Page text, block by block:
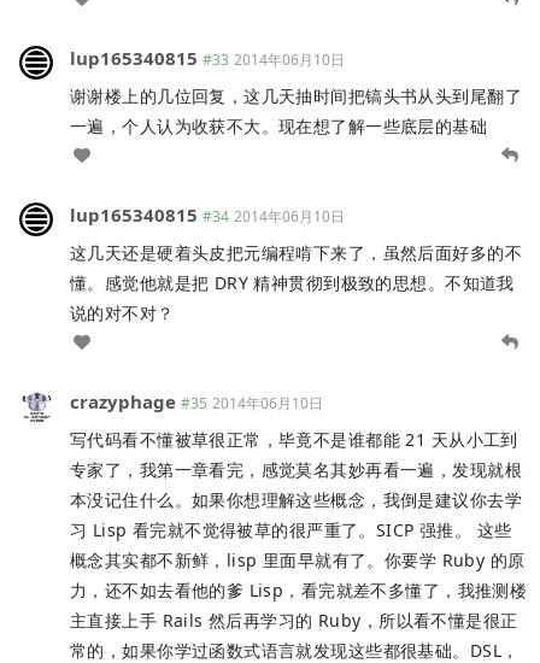
lup165340815 #33 2014年06月10日
谢谢楼上的几位回复，这几天抽时间把镐头书从头到尾翻了
一遍，个人认为收获不大。现在想了解一些底层的基础
lup165340815 #34 2014年06月10日
这几天还是硬着头皮把元编程啃下来了，虽然后面好多的不
懂。感觉他就是把 DRY 精神贯彻到极致的思想。不知道我
说的对不对？
crazyphage #35 2014年06月10日
写代码看不懂被草很正常，毕竟不是谁都能 21 天从小工到
专家了，我第一章看完，感觉莫名其妙再看一遍，发现就根
本没记住什么。如果你想理解这些概念，我倒是建议你去学
习 Lisp 看完就不觉得被草的很严重了。SICP 强推。 这些
概念其实都不新鲜，lisp 里面早就有了。你要学 Ruby 的原
力，还不如去看他的爹 Lisp，看完就差不多懂了，我推测楼
主直接上手 Rails 然后再学习的 Ruby，所以看不懂是很正
常的，如果你学过函数式语言就发现这些都很基础。DSL，